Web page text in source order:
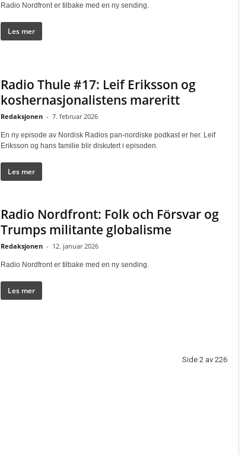
Radio Nordfront er tilbake med en ny sending.
Les mer
Radio Thule #17: Leif Eriksson og
koshernasjonalistens mareritt
Redaksjonen - 7. februar 2026
En ny episode av Nordisk Radios pan-nordiske podkast er her. Leif
Eriksson og hans familie blir diskutert i episoden.
Les mer
Radio Nordfront: Folk och Försvar og
Trumps militante globalisme
Redaksjonen - 12. januar 2026
Radio Nordfront er tilbake med en ny sending.
Les mer
Side 2 av 226